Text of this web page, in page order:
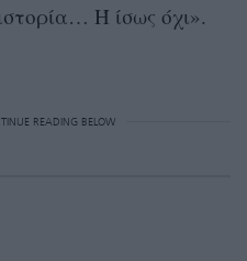
Ή ίσως όχι».
READING BELOW